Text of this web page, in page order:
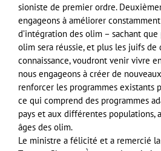
sioniste de premier ordre.
engageons à améliorer
d’intégration des olim – sachant
olim sera réussie, et plus les juifs de
connaissance, voudront venir vivre
nous engageons à créer de
renforcer les programmes existants
ce qui comprend des programmes
pays et aux différentes populations,
âges des olim.
Le ministre a félicité et a remercié